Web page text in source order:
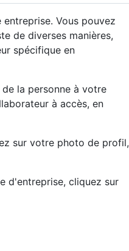
Vous pouvez
de diverses manières,
spécifique en
la personne à votre
à accès, en
sur votre photo de profil,
d'entreprise, cliquez sur